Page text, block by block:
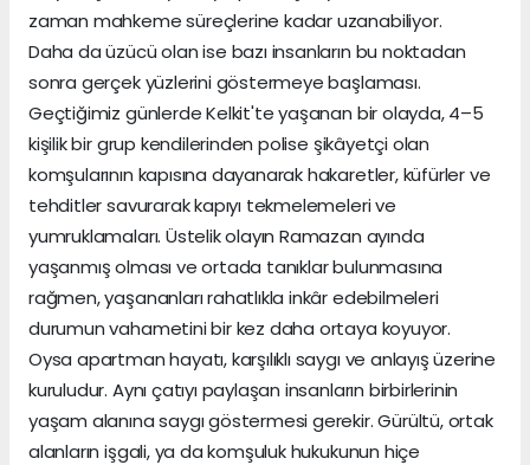
zaman mahkeme süreçlerine kadar uzanabiliyor.
Daha da üzücü olan ise bazı insanların bu noktadan
sonra gerçek yüzlerini göstermeye başlaması.
Geçtiğimiz günlerde Kelkit'te yaşanan bir olayda, 4–5
kişilik bir grup kendilerinden polise şikâyetçi olan
komşularının kapısına dayanarak hakaretler, küfürler ve
tehditler savurarak kapıyı tekmelemeleri ve
yumruklamaları. Üstelik olayın Ramazan ayında
yaşanmış olması ve ortada tanıklar bulunmasına
rağmen, yaşananları rahatlıkla inkâr edebilmeleri
durumun vahametini bir kez daha ortaya koyuyor.
Oysa apartman hayatı, karşılıklı saygı ve anlayış üzerine
kuruludur. Aynı çatıyı paylaşan insanların birbirlerinin
yaşam alanına saygı göstermesi gerekir. Gürültü, ortak
alanların işgali, ya da komşuluk hukukunun hiçe